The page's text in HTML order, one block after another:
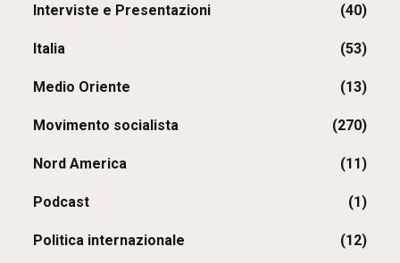
Interviste e Presentazioni (40)
Italia (53)
Medio Oriente (13)
Movimento socialista (270)
Nord America (11)
Podcast (1)
Politica internazionale (12)